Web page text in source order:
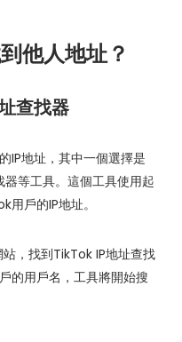
他人地址？
查找器
IP地址，其中一個選擇是
等工具。這個工具使用起
戶的IP地址。
，找到TikTok IP地址查找
的用戶名，工具將開始搜